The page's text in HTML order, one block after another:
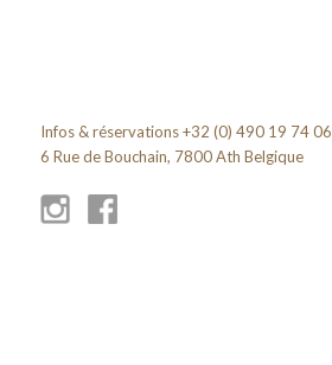
Infos & réservations +32 (0) 490 19 74 06
6 Rue de Bouchain, 7800 Ath Belgique